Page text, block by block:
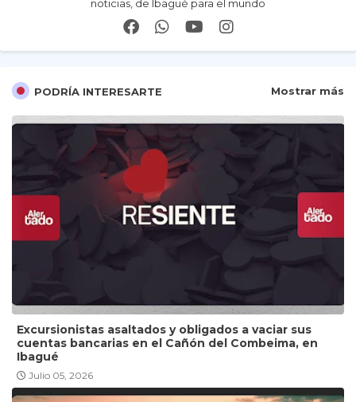
noticias, de Ibagué para el mundo
PODRÍA INTERESARTE Mostrar más
Excursionistas asaltados y obligados a vaciar sus
cuentas bancarias en el Cañón del Combeima, en
Ibagué
Julio 05, 2026